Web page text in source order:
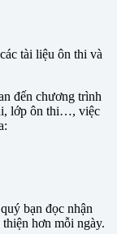
tài liệu ôn thi và
đến chương trình
lớp ôn thi…, việc
bạn đọc nhận
hơn mỗi ngày.